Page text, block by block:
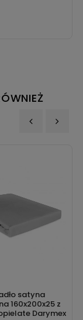
satyna
160x200x25 z
Darymex